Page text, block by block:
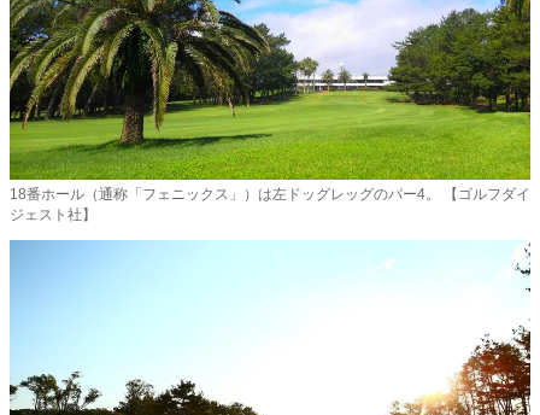
18番ホール（通称「フェニックス」）は左ドッグレッグのパー4。 【ゴルフダイ
ジェスト社】